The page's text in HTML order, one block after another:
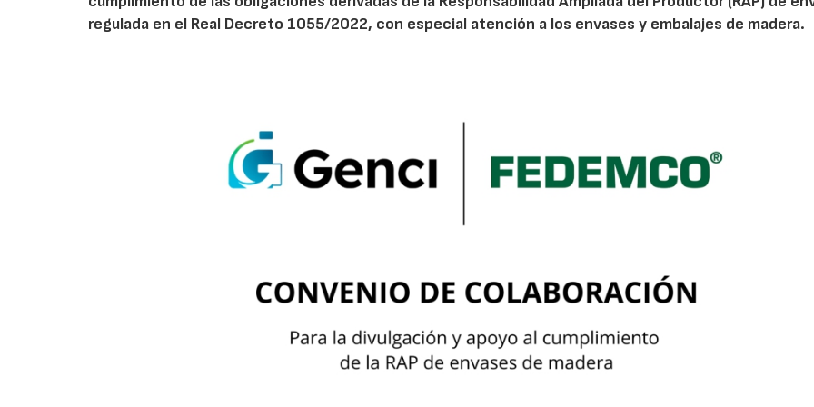
regulada en el Real Decreto 1055/2022, con especial atención a los envases y embalajes de madera.